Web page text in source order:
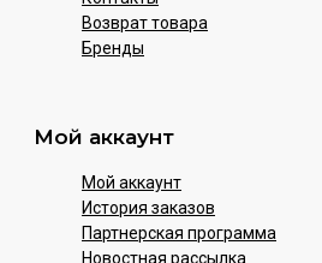
Возврат товара
Бренды
Мой аккаунт
Мой аккаунт
История заказов
Партнерская программа
Новостная рассылка